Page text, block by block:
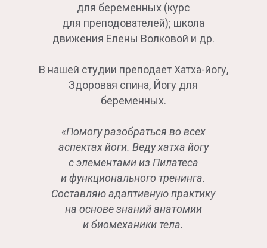
для беременных (курс
для преподователей); школа
движения Елены Волковой и др.
В нашей студии преподает Хатха-йогу,
Здоровая спина, Йогу для
беременных.
«Помогу разобраться во всех
аспектах йоги. Веду хатха йогу
с элементами из Пилатеса
и функционального тренинга.
Составляю адаптивную практику
на основе знаний анатомии
и биомеханики тела.